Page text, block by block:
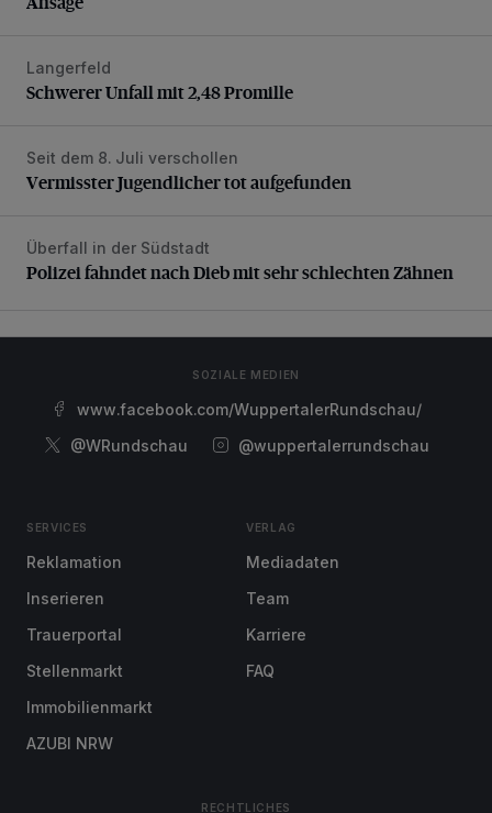
Schwerer Unfall mit 2,48 Promille
Langerfeld
Schwerer Unfall mit 2,48 Promille
Vermisster Jugendlicher tot aufgefunden
Seit dem 8. Juli verschollen
Vermisster Jugendlicher tot aufgefunden
Polizei fahndet nach Dieb mit sehr schlechten Zähnen
Überfall in der Südstadt
Polizei fahndet nach Dieb mit sehr schlechten Zähnen
SOZIALE MEDIEN
www.facebook.com/WuppertalerRundschau/
@WRundschau
@wuppertalerrundschau
SERVICES
Reklamation
Inserieren
Trauerportal
Stellenmarkt
Immobilienmarkt
AZUBI NRW
VERLAG
Mediadaten
Team
Karriere
FAQ
RECHTLICHES